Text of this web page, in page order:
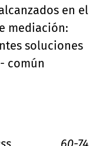
en el
mediación:
soluciones
común